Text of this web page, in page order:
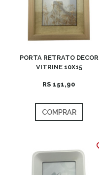
PORTA RETRATO DECOR
VITRINE 10X15
R$ 151,90
COMPRAR